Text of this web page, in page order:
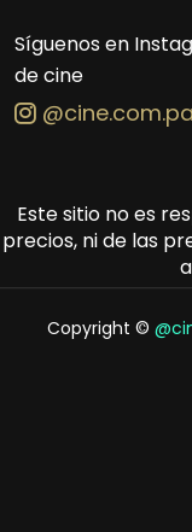
Síguenos en
de cine
@cine.com.pa
Este sitio no es
precios, ni de las
Copyright ©